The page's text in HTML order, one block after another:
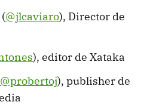
(@jlcaviaro), Director de
), editor de Xataka
@probertoj), publisher de